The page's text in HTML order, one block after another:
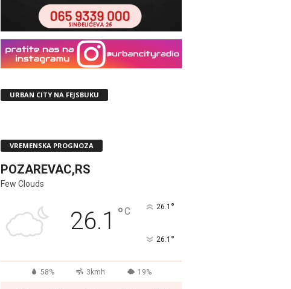
URBAN CITY NA FEJSBUKU
VREMENSKA PROGNOZA
POZAREVAC,RS
Few Clouds
26.1 °C 26.1 °
26.1 °
58% 3kmh 19%